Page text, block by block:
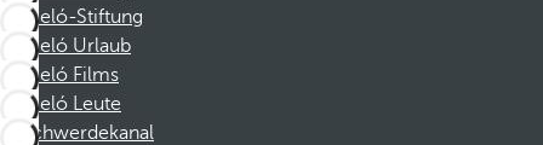
Barceló-Stiftung
Barceló Urlaub
Barceló Films
Barceló Leute
Beschwerdekanal